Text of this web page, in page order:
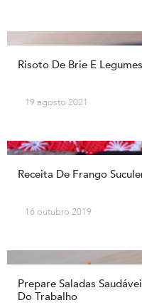
Risoto De Brie E
19 agosto 2021
Receita De Frango
16 outubro 2019
Prepare Saladas
Do Trabalho